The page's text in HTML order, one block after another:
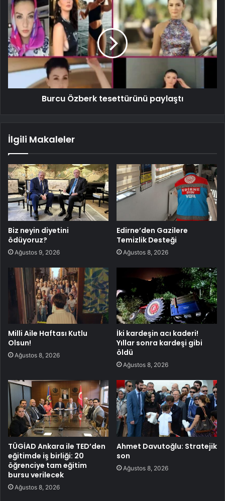
Burcu Özberk tesettürünü paylaştı
İlgili Makaleler
Biz neyin diyetini
ödüyoruz?
Ağustos 9, 2026
Edirne’den Gazilere
Temizlik Desteği
Ağustos 8, 2026
Milli Aile Haftası Kutlu
Olsun!
Ağustos 8, 2026
İki kardeşin acı kaderi!
Yıllar sonra kardeşi gibi
öldü
Ağustos 8, 2026
TÜGİAD Ankara ile TED’den
eğitimde iş birliği: 20
öğrenciye tam eğitim
bursu verilecek
Ağustos 8, 2026
Ahmet Davutoğlu: Stratejik
son
Ağustos 8, 2026